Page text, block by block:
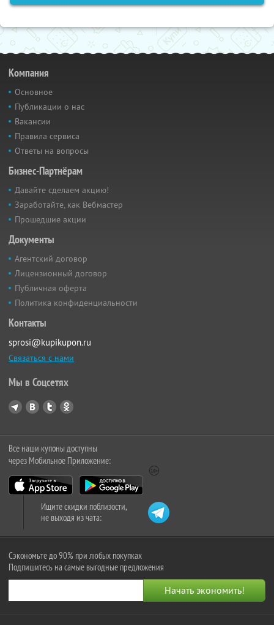
Компания
Основное
Публикации о нас
Вакансии
Правила сервиса
Ответы на вопросы
Бизнес-Партнёрам
Давайте сделаем акцию!
Заработайте, как Вебмастер
Прошедшие акции
Документы
Агентский договор
Лицензионный договор
Публичная оферта
Политика конфиденциальности
Контакты
sprosi@kupikupon.ru
Связаться с нами
Мы в Соцсетях
Все наши купоны доступны
через Мобильное Приложение:
Ищите скидки поблизости,
не выходя из чата:
Сэкономьте до 90% при любых покупках
Подпишитесь на самые выгодные предложения